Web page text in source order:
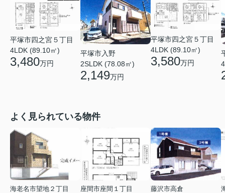
平塚市四之宮５丁目
4LDK (89.10㎡)
3,480万円
平塚市入野
2SLDK (78.08㎡)
2,149万円
平塚市四之宮５丁目
4LDK (89.10㎡)
3,580万円
よく見られている物件
海老名市望地２丁目
座間市座間１丁目
藤沢市高倉